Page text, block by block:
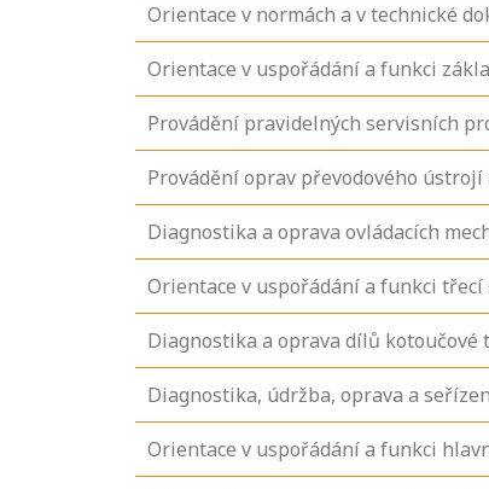
Orientace v normách a v technické
Orientace v uspořádání a funkci
Provádění pravidelných servisních
Provádění oprav převodového
Diagnostika a oprava ovládacích
Orientace v uspořádání a funkci
Diagnostika a oprava dílů kotoučové
Diagnostika, údržba, oprava a
Orientace v uspořádání a funkci